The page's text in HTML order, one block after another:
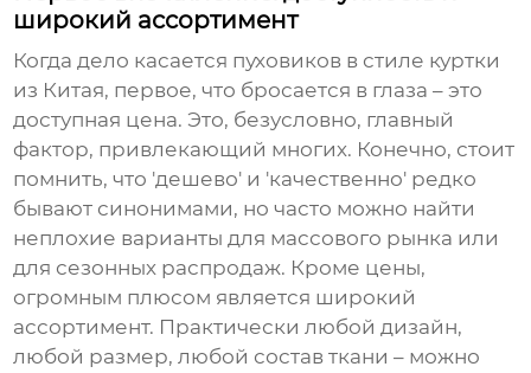
широкий ассортимент
Когда дело касается пуховиков в стиле куртки
из Китая, первое, что бросается в глаза – это
доступная цена. Это, безусловно, главный
фактор, привлекающий многих. Конечно, стоит
помнить, что 'дешево' и 'качественно' редко
бывают синонимами, но часто можно найти
неплохие варианты для массового рынка или
для сезонных распродаж. Кроме цены,
огромным плюсом является широкий
ассортимент. Практически любой дизайн,
любой размер, любой состав ткани – можно